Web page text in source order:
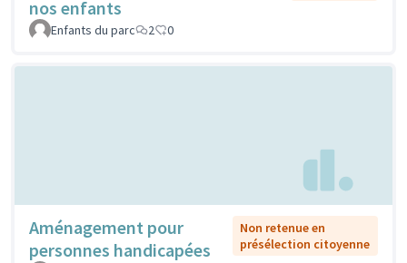
nos enfants
Enfants du parc 2 0
Aménagement pour
personnes handicapées
Non retenue en
présélection citoyenne